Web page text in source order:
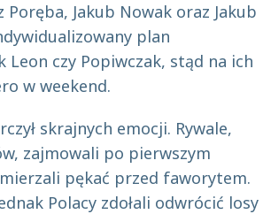
Jakub Nowak oraz Jakub
plan
czy Popiwczak, stąd na ich
w weekend.
skrajnych emocji. Rywale,
zajmowali po pierwszym
pękać przed faworytem.
Polacy zdołali odwrócić losy